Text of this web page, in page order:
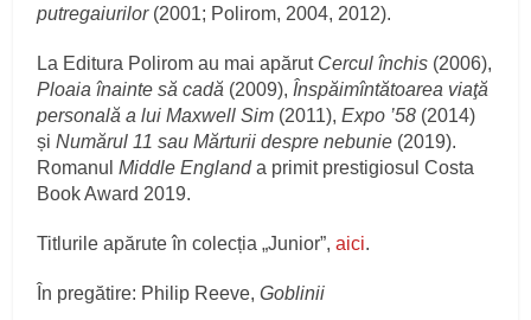
putregaiurilor(2001; Polirom, 2004, 2012).
La Editura Polirom au mai apărut Cercul închis (2006),
Ploaia înainte să cadă (2009), Înspăimîntătoarea viaţă
personală a lui Maxwell Sim (2011),Expo ’58 (2014)
șiNumărul 11 sau Mărturii despre nebunie (2019).
RomanulMiddle Englanda primit prestigiosul Costa
Book Award 2019.
Titlurile apărute în colecția „Junior”,aici.
În pregătire: Philip Reeve, Goblinii